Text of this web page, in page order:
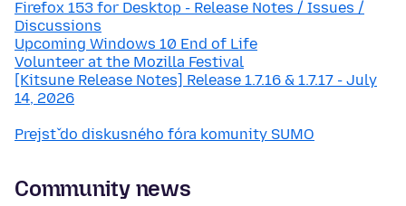
Firefox 153 for Desktop - Release Notes / Issues /
Discussions
Upcoming Windows 10 End of Life
Volunteer at the Mozilla Festival
[Kitsune Release Notes] Release 1.7.16 & 1.7.17 - July
14, 2026
Prejsť do diskusného fóra komunity SUMO
Community news